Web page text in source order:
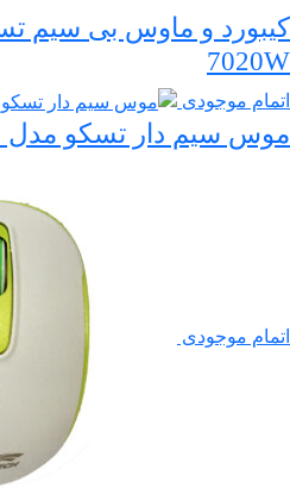
7020W
اتمام موجودی
موس سیم دار تسکو مدل TM 301
اتمام موجودی